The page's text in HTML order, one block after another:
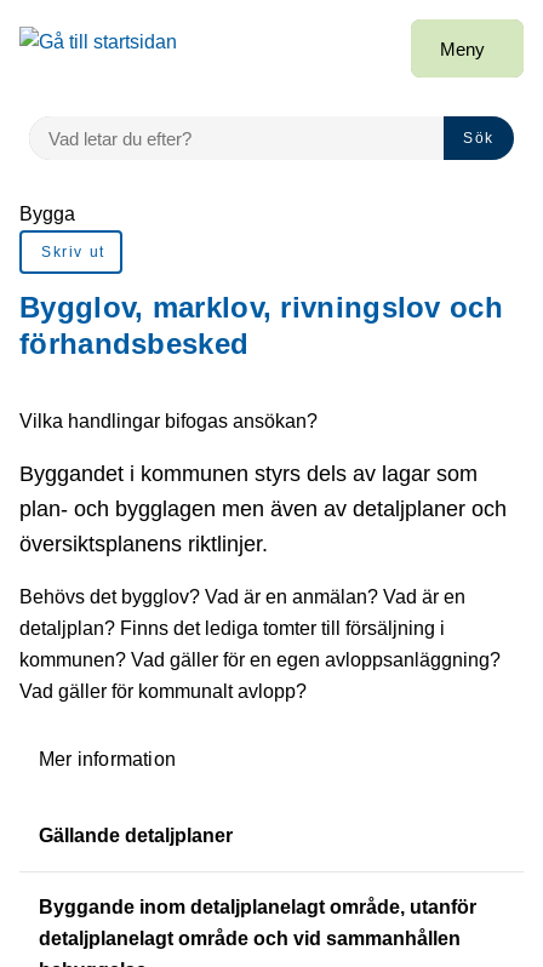
Gå till innehåll
till sidomeny
Meny
VAD LETAR DU EFTER?
Sök
Du är här:
Bygga
Skriv ut
Bygglov, marklov, rivningslov och
förhandsbesked
Vilka handlingar bifogas ansökan?
Byggandet i kommunen styrs dels av lagar som
plan- och bygglagen men även av detaljplaner och
översiktsplanens riktlinjer.
Behövs det bygglov? Vad är en anmälan? Vad är en
detaljplan? Finns det lediga tomter till försäljning i
kommunen? Vad gäller för en egen avloppsanläggning?
Vad gäller för kommunalt avlopp?
Mer information
Gällande detaljplaner
Byggande inom detaljplanelagt område, utanför
detaljplanelagt område och vid sammanhållen